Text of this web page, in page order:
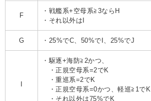
F
・戦艦系+空母系≧3ならH
・それ以外はI
G ・25%でC、50%でI、25%でJ
・駆逐+海防≧2かつ、
・正規空母系=2でK
・重巡系=2でK
・正規空母系=0かつ、軽巡≧1でK
・それ以外は75%でK